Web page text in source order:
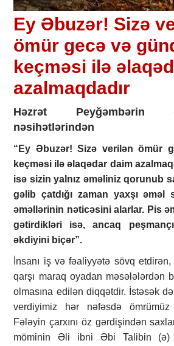
Ey Əbuzər! Sizə
ömür gecə və
keçməsi ilə
azalmaqdadır
Həzrət Peyğəmbərin
nəsihətlərindən
“Ey Əbuzər! Sizə verilən ömür
keçməsi ilə əlaqədar daim
isə sizin yalnız əməliniz qorunub
gəlib çatdığı zaman yaxşı
əməllərinin nəticəsini alarlar. Pis
gətirdikləri isə, ancaq
əkdiyini biçər”.
İnsanı iş və fəaliyyətə sövq
qarşı maraq oyadan məsələlərdən
olmasına edilən diqqətdir. İstəsək
verdiyimiz hər nəfəsdə
Fələyin çarxını öz gərdişindən
möminin Əli ibni Əbi Talibin (ə)